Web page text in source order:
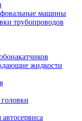
машины
трубопроводов
жидкости